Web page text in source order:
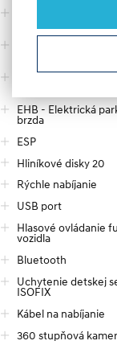
Elektricky ovládané
EHB - Elektrická
brzda
ESP
Hliníkové disky 20
Rýchle nabíjanie
USB port
Hlasové ovládanie
vozidla
Bluetooth
Uchytenie detskej
ISOFIX
Kábel na nabíjanie
360 stupňová